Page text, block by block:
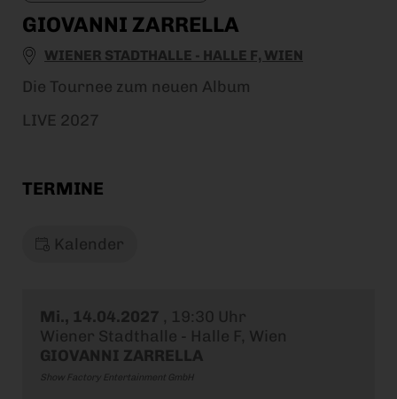
GIOVANNI ZARRELLA
WIENER STADTHALLE - HALLE F, WIEN
Die Tournee zum neuen Album
LIVE 2027
TERMINE
Kalender
Mi., 14.04.2027 , 19:30 Uhr
Wiener Stadthalle - Halle F, Wien
GIOVANNI ZARRELLA
Show Factory Entertainment GmbH